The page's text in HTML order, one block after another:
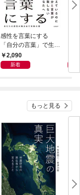
感性を言葉にする
「自分の言葉」で生き
るための教科書
2,090
新着
もっと見る